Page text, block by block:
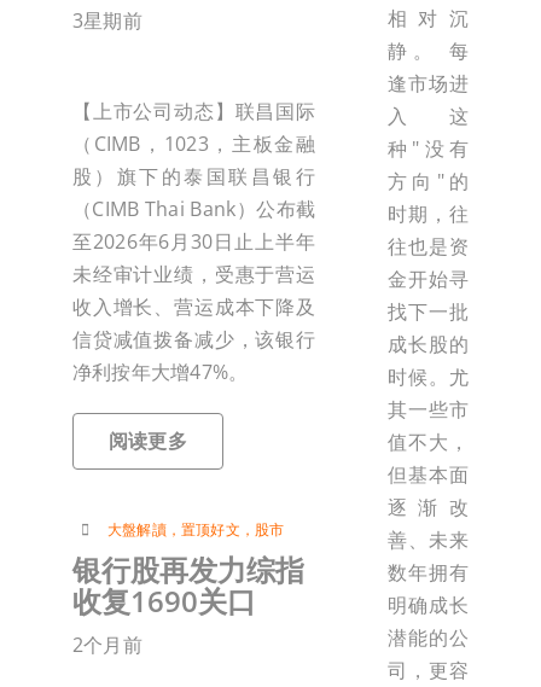
3星期前
【上市公司动态】联昌国际
（CIMB，1023，主板金融
股）旗下的泰国联昌银行
（CIMB Thai Bank）公布截
至2026年6月30日止上半年
未经审计业绩，受惠于营运
收入增长、营运成本下降及
信贷减值拨备减少，该银行
净利按年大增47%。
阅读更多
大盤解讀， 置顶好文 ， 股市
银行股再发力综指
收复1690关口
2个月前
相对沉
静。 每
逢市场进
入这
种"没有
方向"的
时期，往
往也是资
金开始寻
找下一批
成长股的
时候。尤
其一些市
值不大，
但基本面
逐渐改
善、未来
数年拥有
明确成长
潜能的公
司，更容